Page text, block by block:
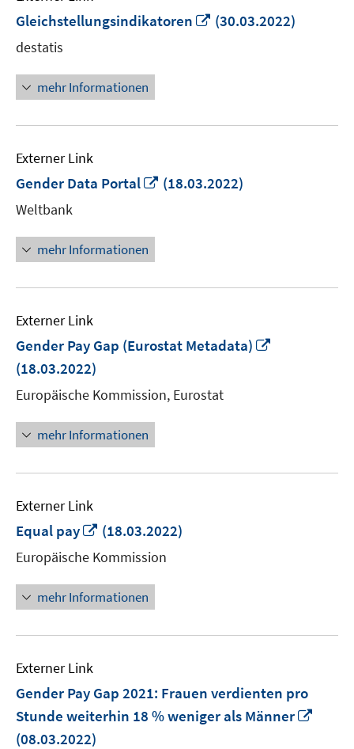
Gleichstellungsindikatoren
In
(30.03.2022)
destatis
mehr Informationen
Externer Link
Gender Data Portal
In
(18.03.2022)
Weltbank
mehr Informationen
Externer Link
Gender Pay Gap (Eurostat Metadata)
(18.03.2022)
Europäische Kommission, Eurostat
mehr Informationen
Externer Link
Equal pay
In
neuem
Fenster
öffnen
(18.03.2022)
Europäische Kommission
mehr Informationen
Externer Link
Gender Pay Gap 2021: Frauen verdienten pro
Stunde weiterhin 18 % weniger als Männer
(08.03.2022)